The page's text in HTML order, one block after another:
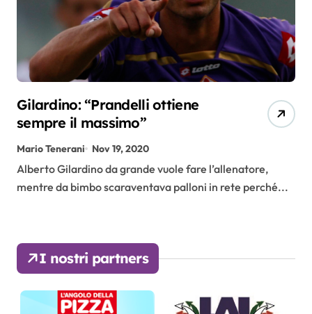
Gilardino: “Prandelli ottiene
sempre il massimo”
Mario Tenerani Nov 19, 2020
Alberto Gilardino da grande vuole fare l’allenatore,
mentre da bimbo scaraventava palloni in rete perché...
I nostri partners